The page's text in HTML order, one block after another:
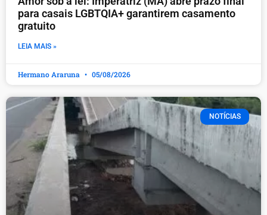
para casais LGBTQIA+ garantirem casamento
gratuito
LEIA MAIS »
Hermano Araruna 05/08/2026
NOTÍCIAS